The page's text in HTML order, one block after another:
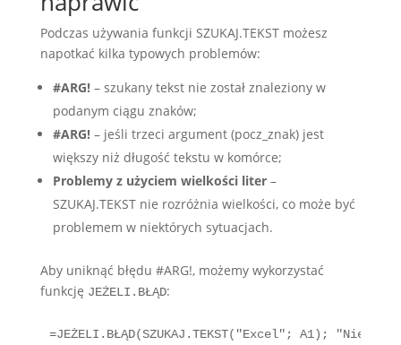
Podczas używania funkcji SZUKAJ.TEKST możesz
napotkać kilka typowych problemów:
#ARG!– szukany tekst nie został znaleziony w
podanym ciągu znaków;
#ARG!– jeśli trzeci argument (pocz_znak) jest
większy niż długość tekstu w komórce;
Problemy z użyciem wielkości liter–
SZUKAJ.TEKST nie rozróżnia wielkości, co może być
problemem w niektórych sytuacjach.
Aby uniknąć błędu #ARG!, możemy wykorzystać
funkcję JEŻELI.BŁĄD:
=JEŻELI.BŁĄD(SZUKAJ.TEKST("Excel"; A1); "Nie